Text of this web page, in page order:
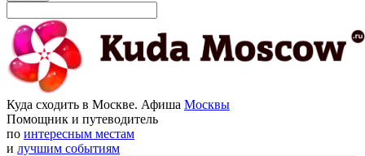
Куда сходить в Москве. Афиша Москвы
Помощник и путеводитель
по интересным местам
и лучшим событиям